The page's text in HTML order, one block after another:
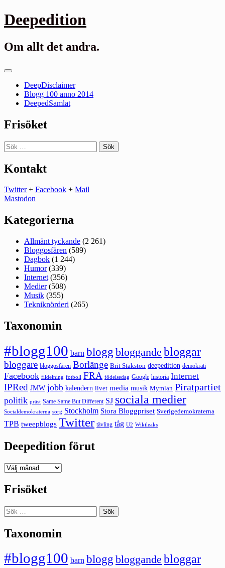
Gå
till
Deepedition
Om allt det andra.
Primär
DeepDisclaimer
Blogg 100 anno 2014
DeepedSamlat
Frisöket
Sök
efter:
Kontakt
Twitter+ Facebook + Mail
Mastodon
Kategorierna
Allmänt tyckande (2 261)
Bloggosfären (589)
Dagbok (1 244)
Humor(339)
Internet (356)
Medier(508)
Musik (355)
Tekniknörderi (265)
Taxonomin
#blogg100 barn blogg bloggande bloggar
bloggare bloggosfären Borlänge Brit Stakston deepedition demokrati
Facebook fildelning fotboll FRA födelsedag Google historia Internet
IPRed JMW jobb kalendern livet media musik Mymlan Piratpartiet
politik präst Same Same But Different SJ sociala medier
Socialdemokraterna sorg Stockholm Stora Bloggpriset Sverigedemokraterna
TPB tweepblogs Twitter tävling tåg U2 Wikileaks
Deepedition förut
Deepedition
Frisöket
Sök
efter:
Taxonomin
#blogg100 barn blogg bloggande bloggar